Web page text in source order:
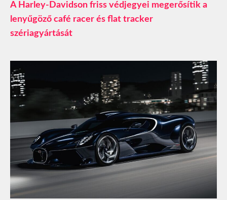
A Harley-Davidson friss védjegyei megerősítik a
lenyűgöző café racer és flat tracker
szériagyártását